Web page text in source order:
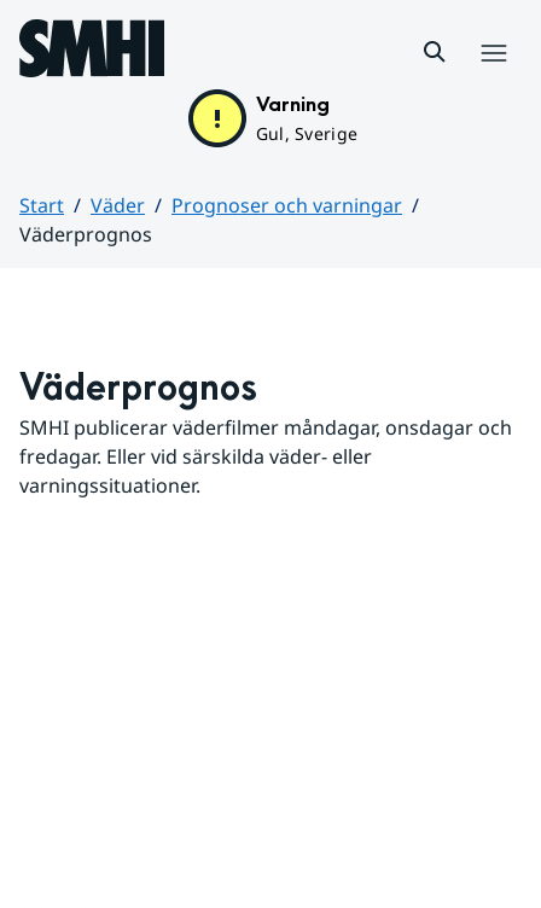
Hoppa till sidans innehåll
Varning
Gul, Sverige
Start Väder
Prognoser och varningar
Väderprognos
Väderprognos
SMHI publicerar väderfilmer måndagar, onsdagar och
fredagar. Eller vid särskilda väder- eller
varningssituationer.